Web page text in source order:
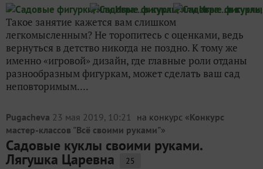
Такое занятие кажется вам слишком
легкомысленным? Не торопитесь с оценками, ведь
вернуться в детство никогда не поздно. К тому же
именно «игровой» дизайн, где главные роли отданы
разнообразным фигуркам, может сделать ваш сад
неповторимым....
Pugacheva 23 мая 2019, 10:21 на конкурс «Конкурс
мастер-классов "Всё своими руками"»
Садовые куклы своими руками.
Лягушка Царевна 25